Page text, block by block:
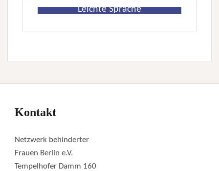
Leichte Sprache
Kontakt
Netzwerk behinderter
Frauen Berlin e.V.
Tempelhofer Damm 160